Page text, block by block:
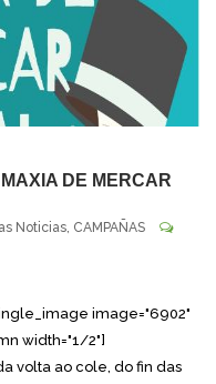
DE MERCAR
Noticias, CAMPAÑAS
image="6902"
width="1/2"]
volta ao cole, do fin das